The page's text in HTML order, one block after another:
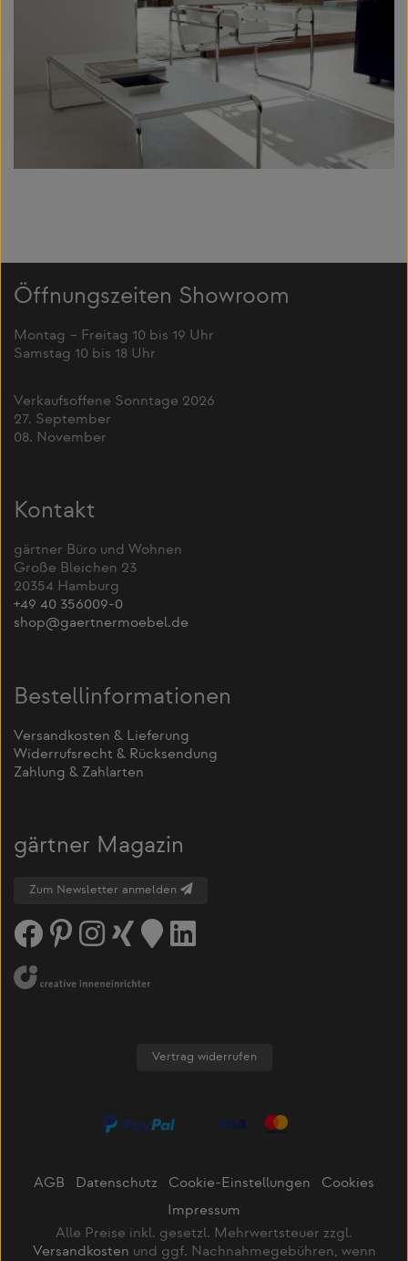
Öffnungszeiten Showroom
Montag – Freitag 10 bis 19 Uhr
Samstag 10 bis 18 Uhr
Verkaufsoffene Sonntage 2026
27. September
08. November
Kontakt
gärtner Büro und Wohnen
Große Bleichen 23
20354 Hamburg
+49 40 356009-0
shop@gaertnermoebel.de
Bestellinformationen
Versandkosten & Lieferung
Widerrufsrecht & Rücksendung
Zahlung & Zahlarten
gärtner Magazin
Zum Newsletter anmelden
Vertrag widerrufen
AGB Datenschutz Cookie-Einstellungen
Cookies
Impressum
Alle Preise inkl. gesetzl. Mehrwertsteuer zzgl.
Versandkosten und ggf. Nachnahmegebühren, wenn